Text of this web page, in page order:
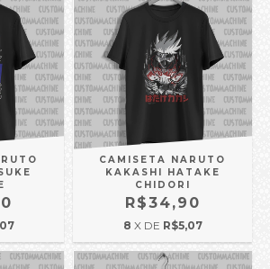
CAMISETA NARUTO
KAKASHI HATAKE
CHIDORI
R$34,90
8 X DE R$5,07